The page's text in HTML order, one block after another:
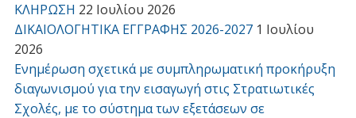
ΚΛΗΡΩΣΗ 22 Ιουλίου 2026
ΔΙΚΑΙΟΛΟΓΗΤΙΚΑ ΕΓΓΡΑΦΗΣ 2026-2027 1 Ιουλίου
2026
Ενημέρωση σχετικά με συμπληρωματική προκήρυξη
διαγωνισμού για την εισαγωγή στις Στρατιωτικές
Σχολές, με το σύστημα των εξετάσεων σε